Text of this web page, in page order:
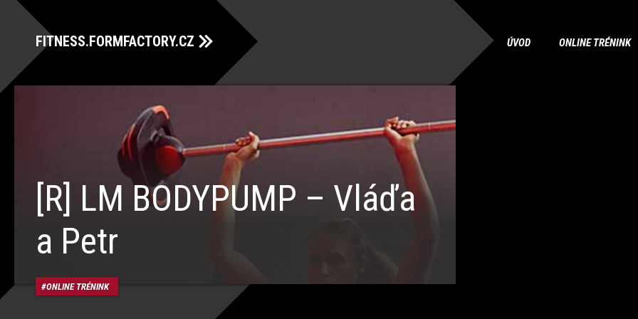
FITNESS.FORMFACTORY.CZ ÚVOD ONLINE TRÉNINK
[R] LM BODYPUMP – Vláďa
a Petr
ONLINE TRÉNINK